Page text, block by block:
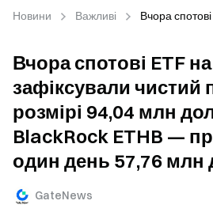
Новини Важливі Вчора
Вчора спотові ETF
зафіксували чистий
розмірі 94,04 млн
BlackRock ETHB —
один день 57,76
GateNews